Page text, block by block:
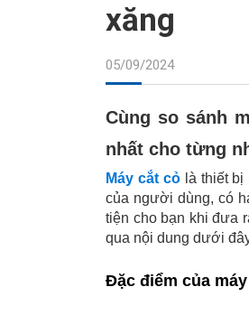
xăng
05/09/2024
Cùng so sánh
nhất cho từng
Máy cắt cỏlà thiết bị
của người dùng, có
tiện cho bạn khi đưa
qua nội dung dưới
Đặc điểm của